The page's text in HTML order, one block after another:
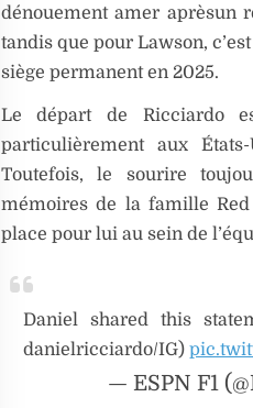
dénouement amer aprèsun
tandis que pour Lawson,
siège permanent en 2025.
Le départ de Ricciardo
particulièrement aux
Toutefois, le sourire
mémoires de la famille
place pour lui au sein de
Daniel shared this
danielricciardo/IG)
— ESPN F1